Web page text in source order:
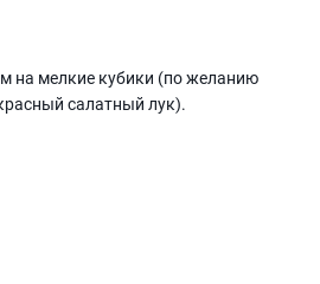
на мелкие кубики (по желанию
салатный лук).